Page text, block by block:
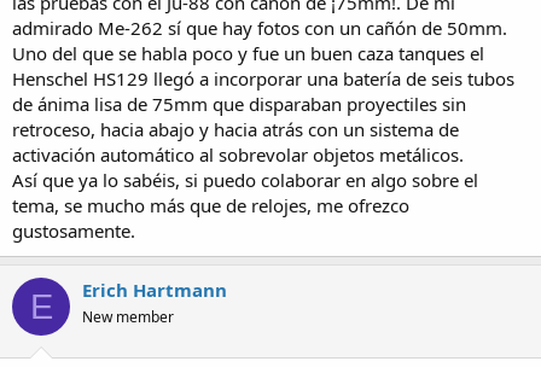
admirado Me-262 sí que hay fotos con un cañón de 50mm.
Uno del que se habla poco y fue un buen caza tanques el
Henschel HS129 llegó a incorporar una batería de seis tubos
de ánima lisa de 75mm que disparaban proyectiles sin
retroceso, hacia abajo y hacia atrás con un sistema de
activación automático al sobrevolar objetos metálicos.
Así que ya lo sabéis, si puedo colaborar en algo sobre el
tema, se mucho más que de relojes, me ofrezco
gustosamente.
E Erich Hartmann
New member